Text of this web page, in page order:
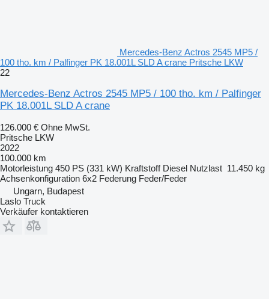
Mercedes-Benz Actros 2545 MP5 /
100 tho. km / Palfinger PK 18.001L SLD A crane Pritsche LKW
22
Mercedes-Benz Actros 2545 MP5 / 100 tho. km / Palfinger
PK 18.001L SLD A crane
126.000 € Ohne MwSt.
Pritsche LKW
2022
100.000 km
Motorleistung 450 PS (331 kW) Kraftstoff Diesel Nutzlast 11.450 kg
Achsenkonfiguration 6x2 Federung Feder/Feder
Ungarn, Budapest
Laslo Truck
Verkäufer kontaktieren